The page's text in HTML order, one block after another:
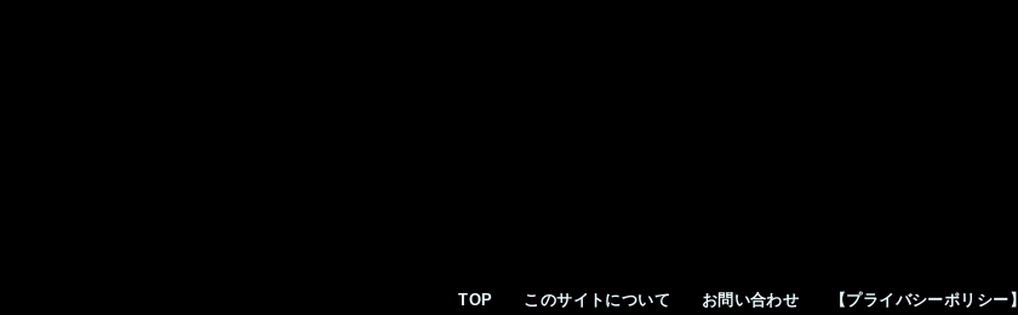
TOP このサイトについて お問い合わせ 【プライバシーポリシー】